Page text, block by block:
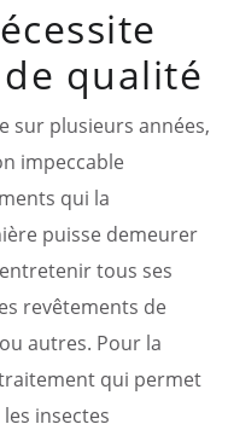
qualité
sur plusieurs années,
impeccable
qui la
puisse demeurer
tous ses
revêtements de
autres. Pour la
traitement qui permet
insectes